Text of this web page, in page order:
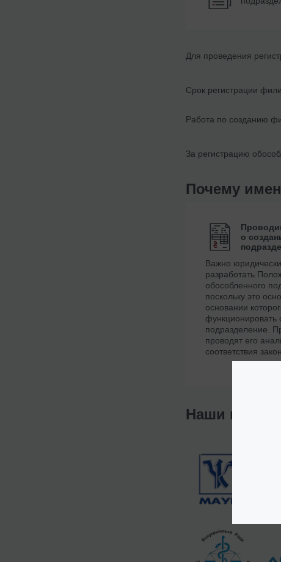
Для проведения
Срок регистрации
Работа по созданию
За регистрацию
Почему
о
Важно
разработать
обособленного
поскольку это
основании
функционировать
подразделение.
проводят его
соответствия
Наши